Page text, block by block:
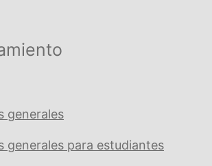
generales
generales para estudiantes